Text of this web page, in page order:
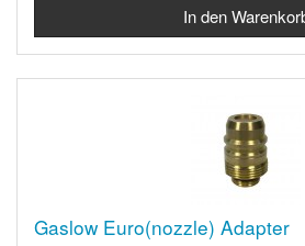
Gaslow Euro(nozzle) Adapter